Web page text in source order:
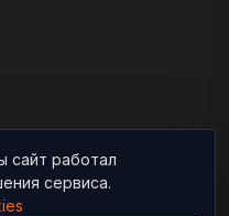
сайт работал
сервиса.